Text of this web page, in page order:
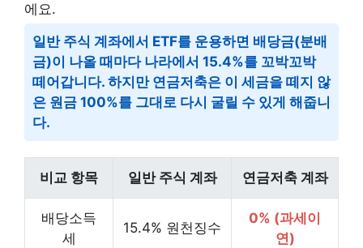
에요.
일반 주식 계좌에서 ETF를 운용하면 배당금(분배
금)이 나올 때마다 나라에서 15.4%를 꼬박꼬박
떼어갑니다. 하지만 연금저축은 이 세금을 떼지 않
은 원금 100%를 그대로 다시 굴릴 수 있게 해줍니
다.
비교 항목 일반 주식 계좌 연금저축 계좌
배당소득
세
15.4% 원천징수
0% (과세이
연)